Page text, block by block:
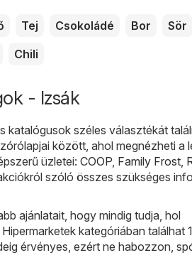
Tej Csokoládé Bor
Sör
Chili
- Izsák
katalógusok széles választékát
között, ahol megnézheti a
üzletei: COOP Family Frost
szóló összes szükséges
ajánlatait, hogy mindig tudja, hol
kategóriában találhat
érvényes, ezért ne habozzon,